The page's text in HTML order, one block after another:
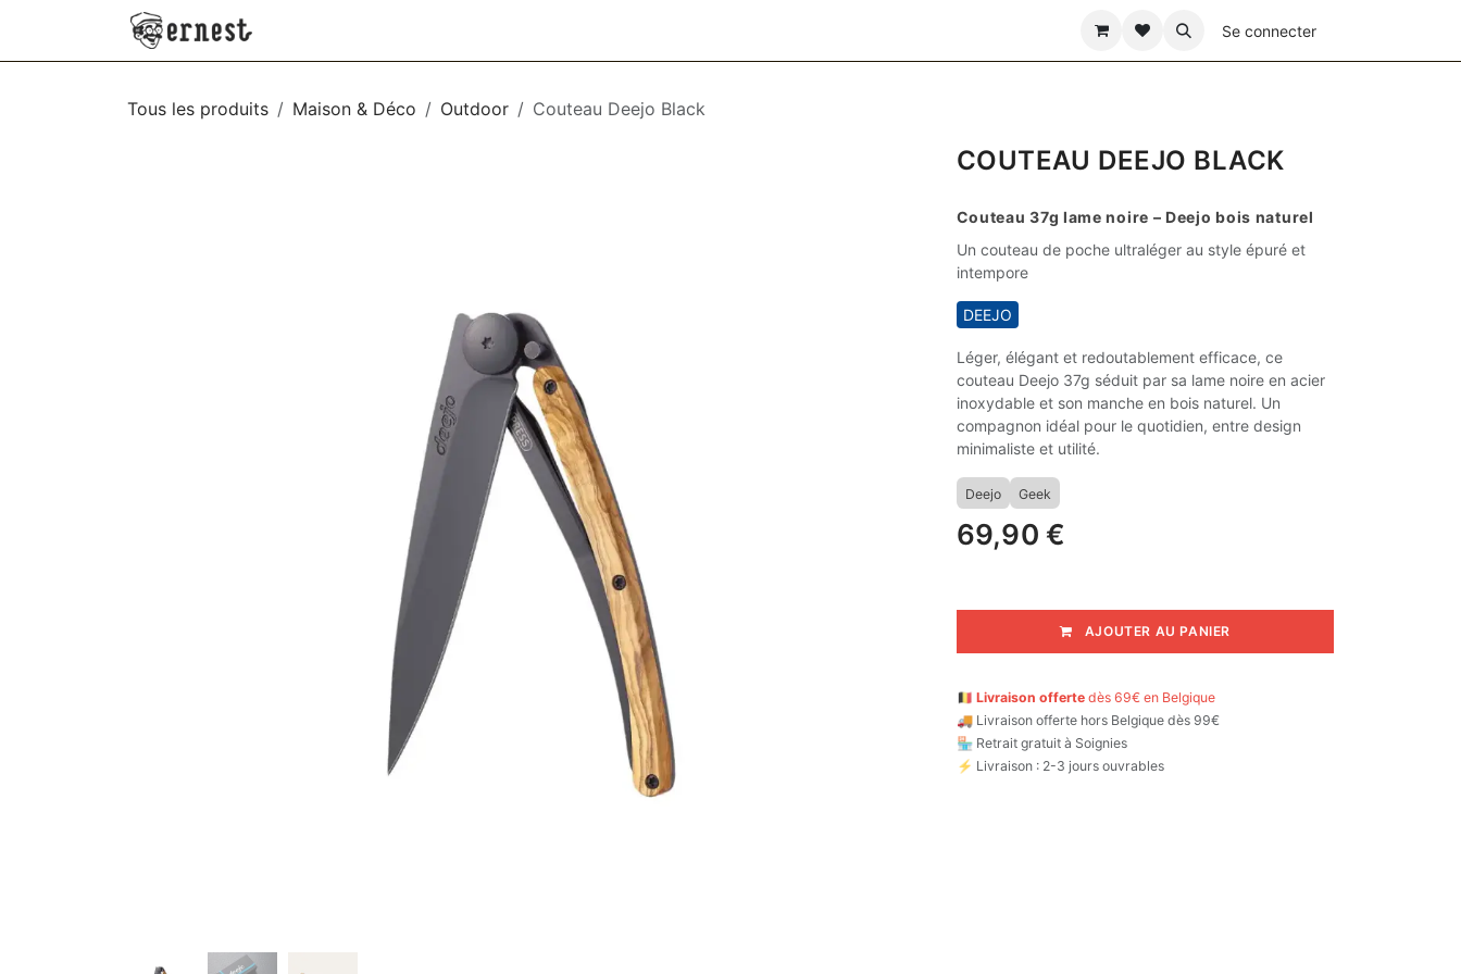
SE RENDRE AU CONTENU
Se connecter
Tous les produits Maison & Déco Outdoor Couteau Deejo Black
COUTEAU DEEJO BLACK
Couteau 37g lame noire – Deejo bois naturel
Un couteau de poche ultraléger au style épuré et
intempore
DEEJO
Léger, élégant et redoutablement efficace, ce
couteau Deejo 37g séduit par sa lame noire en acier
inoxydable et son manche en bois naturel. Un
compagnon idéal pour le quotidien, entre design
minimaliste et utilité.
Deejo Geek
69,90 €
AJOUTER AU PANIER
🇧🇪 Livraison offerte dès 69€ en Belgique
🚚 Livraison offerte hors Belgique dès 99€
🏪 Retrait gratuit à Soignies
⚡ Livraison : 2-3 jours ouvrables